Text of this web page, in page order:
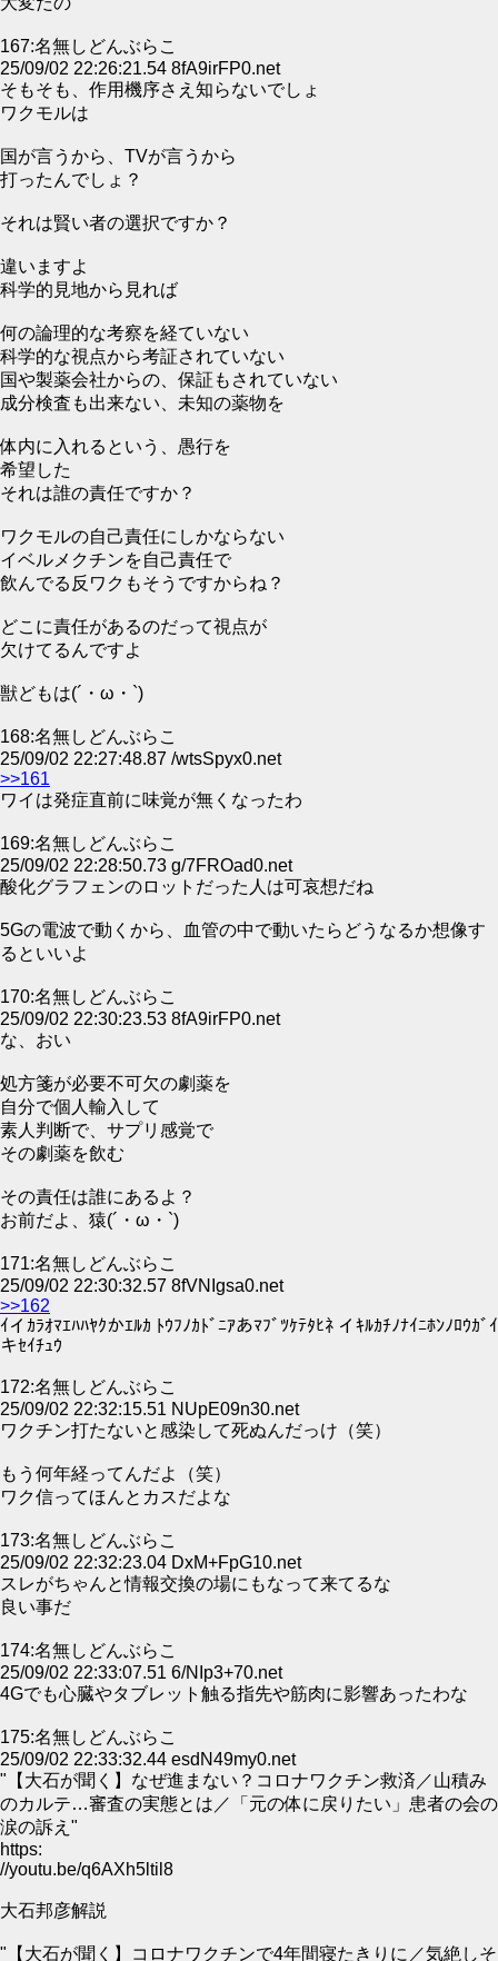
167:名無しどんぶらこ
25/09/02 22:26:21.54 8fA9irFP0.net
そもそも、作用機序さえ知らないでしょ
ワクモルは
国が言うから、TVが言うから
打ったんでしょ？
それは賢い者の選択ですか？
違いますよ
科学的見地から見れば
何の論理的な考察を経ていない
科学的な視点から考証されていない
国や製薬会社からの、保証もされていない
成分検査も出来ない、未知の薬物を
体内に入れるという、愚行を
希望した
それは誰の責任ですか？
ワクモルの自己責任にしかならない
イベルメクチンを自己責任で
飲んでる反ワクもそうですからね？
どこに責任があるのだって視点が
欠けてるんですよ
獣どもは(´・ω・`)
168:名無しどんぶらこ
25/09/02 22:27:48.87 /wtsSpyx0.net
>>161
ワイは発症直前に味覚が無くなったわ
169:名無しどんぶらこ
25/09/02 22:28:50.73 g/7FROad0.net
酸化グラフェンのロットだった人は可哀想だね
5Gの電波で動くから、血管の中で動いたらどうなるか想像す
るといいよ
170:名無しどんぶらこ
25/09/02 22:30:23.53 8fA9irFP0.net
な、おい
処方箋が必要不可欠の劇薬を
自分で個人輸入して
素人判断で、サプリ感覚で
その劇薬を飲む
その責任は誰にあるよ？
お前だよ、猿(´・ω・`)
171:名無しどんぶらこ
25/09/02 22:30:32.57 8fVNIgsa0.net
>>162
ｲイｶﾗｵﾏｴﾊﾊﾔｸかｴﾙｶ ﾄｳﾌﾉｶﾄﾞﾆｱあﾏﾌﾞﾂｹﾃﾀﾋﾈ イｷﾙｶﾁﾉﾅｲﾆﾎﾝﾉﾛｳｶﾞｲ
キｾｲﾁｭｳ
172:名無しどんぶらこ
25/09/02 22:32:15.51 NUpE09n30.net
ワクチン打たないと感染して死ぬんだっけ（笑）
もう何年経ってんだよ（笑）
ワク信ってほんとカスだよな
173:名無しどんぶらこ
25/09/02 22:32:23.04 DxM+FpG10.net
スレがちゃんと情報交換の場にもなって来てるな
良い事だ
174:名無しどんぶらこ
25/09/02 22:33:07.51 6/NIp3+70.net
4Gでも心臓やタブレット触る指先や筋肉に影響あったわな
175:名無しどんぶらこ
25/09/02 22:33:32.44 esdN49my0.net
"【大石が聞く】なぜ進まない？コロナワクチン救済／山積み
のカルテ…審査の実態とは／「元の体に戻りたい」患者の会の
涙の訴え"
https:
//youtu.be/q6AXh5ltil8
大石邦彦解説
"【大石が聞く】コロナワクチンで4年間寝たきりに／気絶しそ